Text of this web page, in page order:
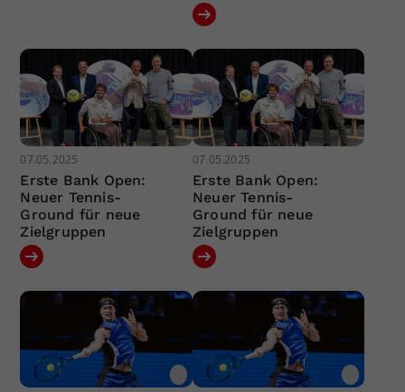
07.05.2025
Erste Bank Open:
Neuer Tennis-
Ground für neue
Zielgruppen
07.05.2025
Erste Bank Open:
Neuer Tennis-
Ground für neue
Zielgruppen